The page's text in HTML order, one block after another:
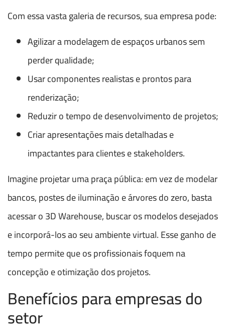
Com essa vasta galeria de recursos, sua empresa pode:
Agilizar a modelagem de espaços urbanos sem
perder qualidade;
Usar componentes realistas e prontos para
renderização;
Reduzir o tempo de desenvolvimento de projetos;
Criar apresentações mais detalhadas e
impactantes para clientes e stakeholders.
Imagine projetar uma praça pública: em vez de modelar
bancos, postes de iluminação e árvores do zero, basta
acessar o 3D Warehouse, buscar os modelos desejados
e incorporá-los ao seu ambiente virtual. Esse ganho de
tempo permite que os profissionais foquem na
concepção e otimização dos projetos.
Benefícios para empresas do
setor